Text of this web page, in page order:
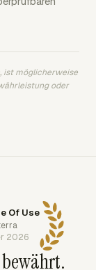
ist möglicherweise
oder
Of Use
2026